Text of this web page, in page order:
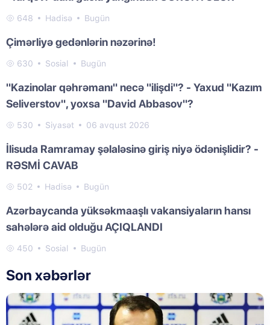
648 Hadisə Bugün
Çimərliyə gedənlərin nəzərinə!
630 Sosial Bugün
"Kazinolar qəhrəmanı" necə "ilişdi"? - Yaxud "Kazım
Seliverstov", yoxsa "David Abbasov"?
530 Siyasət 06 avqust 2026
İlisuda Ramramay şəlaləsinə giriş niyə ödənişlidir? -
RƏSMİ CAVAB
502 Hadisə Bugün
Azərbaycanda yüksəkmaaşlı vakansiyaların hansı
sahələrə aid olduğu AÇIQLANDI
450 Sosial Bugün
Son xəbərlər